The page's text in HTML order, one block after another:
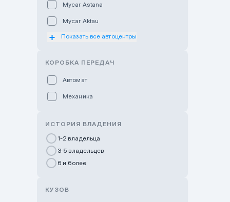
Mycar Astana
Mycar Aktau
Mycar Uralsk
GWM Nurly Zhol
Chery Astana
Показать все автоцентры
КОРОБКА ПЕРЕДАЧ
Автомат
Механика
ИСТОРИЯ ВЛАДЕНИЯ
1-2 владельца
3-5 владельцев
6 и более
КУЗОВ